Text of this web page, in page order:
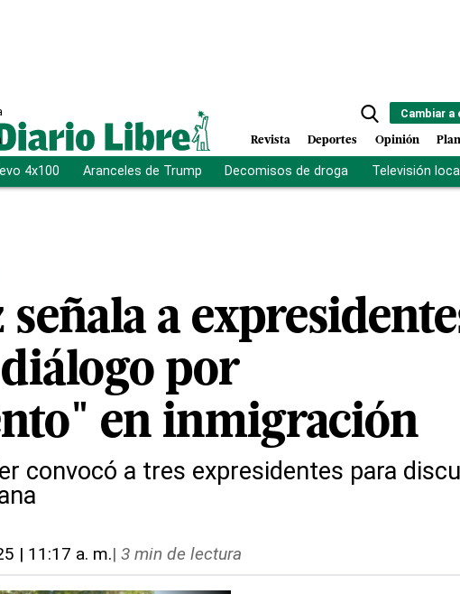
Cambiar a
Revista Deportes Opinión
4x100 Aranceles de Trump Decomisos de droga Televisión local
a
por
en inmigración
convocó a tres expresidentes para
| 11:17 a. m.| 3 min de lectura